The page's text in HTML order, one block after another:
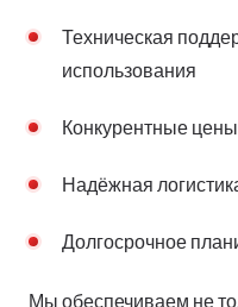
Техническая
использования
Конкурентные цены
Надёжная
Долгосрочное
Мы обеспечиваем не